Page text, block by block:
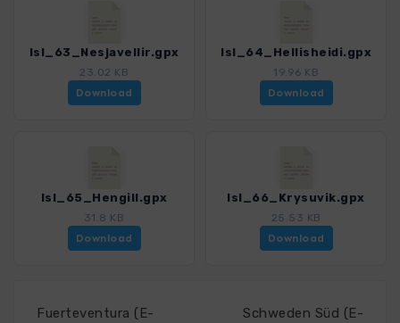
Isl_63_Nesjavellir.gpx
23.02 KB
Download
Isl_64_Hellisheidi.gpx
19.96 KB
Download
Isl_65_Hengill.gpx
31.8 KB
Download
Isl_66_Krysuvik.gpx
25.53 KB
Download
Fuerteventura (E-
Schweden Süd (E-